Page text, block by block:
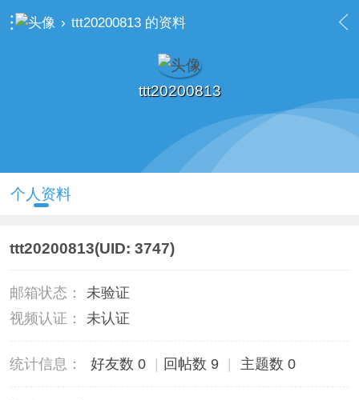
› ttt20200813 的资料
ttt20200813
个人资料
ttt20200813(UID: 3747)
邮箱状态：
未验证
视频认证：
未认证
统计信息： 好友数 0 回帖数 9 主题数 0